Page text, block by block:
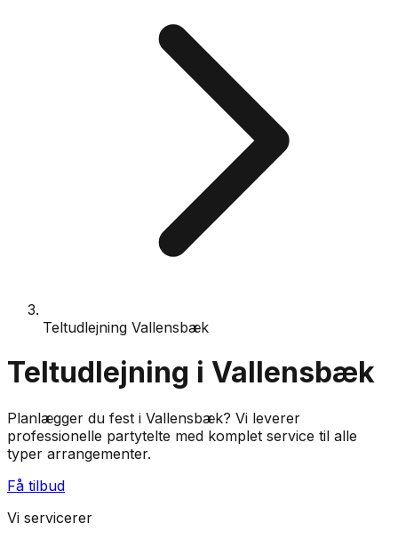
Teltudlejning Vallensbæk
Teltudlejning i Vallensbæk
Planlægger du fest i Vallensbæk? Vi leverer
professionelle partytelte med komplet service til alle
typer arrangementer.
Få tilbud
Vi servicerer